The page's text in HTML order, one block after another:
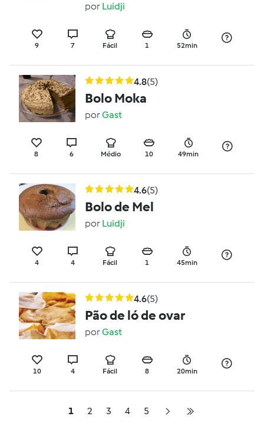
por Luidji
9 7 Fácil 1 52min
4.8(5)
Bolo Moka
porGast
8 6 Médio 10 49min
4.6(5)
Bolo de Mel
por Luidji
4 4 Fácil 1 45min
4.6(5)
Pão de ló de ovar
porGast
10 4 Fácil 8 20min
1 2 3 4 5